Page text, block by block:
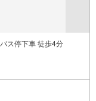
ス停下車 徒歩4分